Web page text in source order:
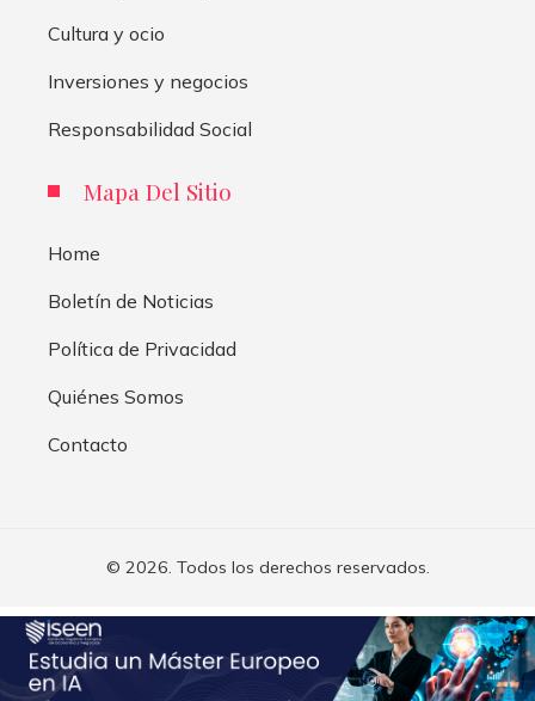
Cultura y ocio
Inversiones y negocios
Responsabilidad Social
Mapa Del Sitio
Home
Boletín de Noticias
Política de Privacidad
Quiénes Somos
Contacto
© 2026. Todos los derechos reservados.